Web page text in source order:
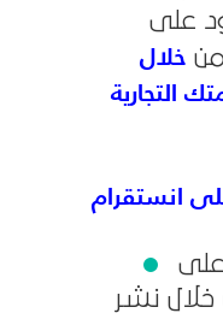
على
خلال
التجارية
انستقرام
على
نشر